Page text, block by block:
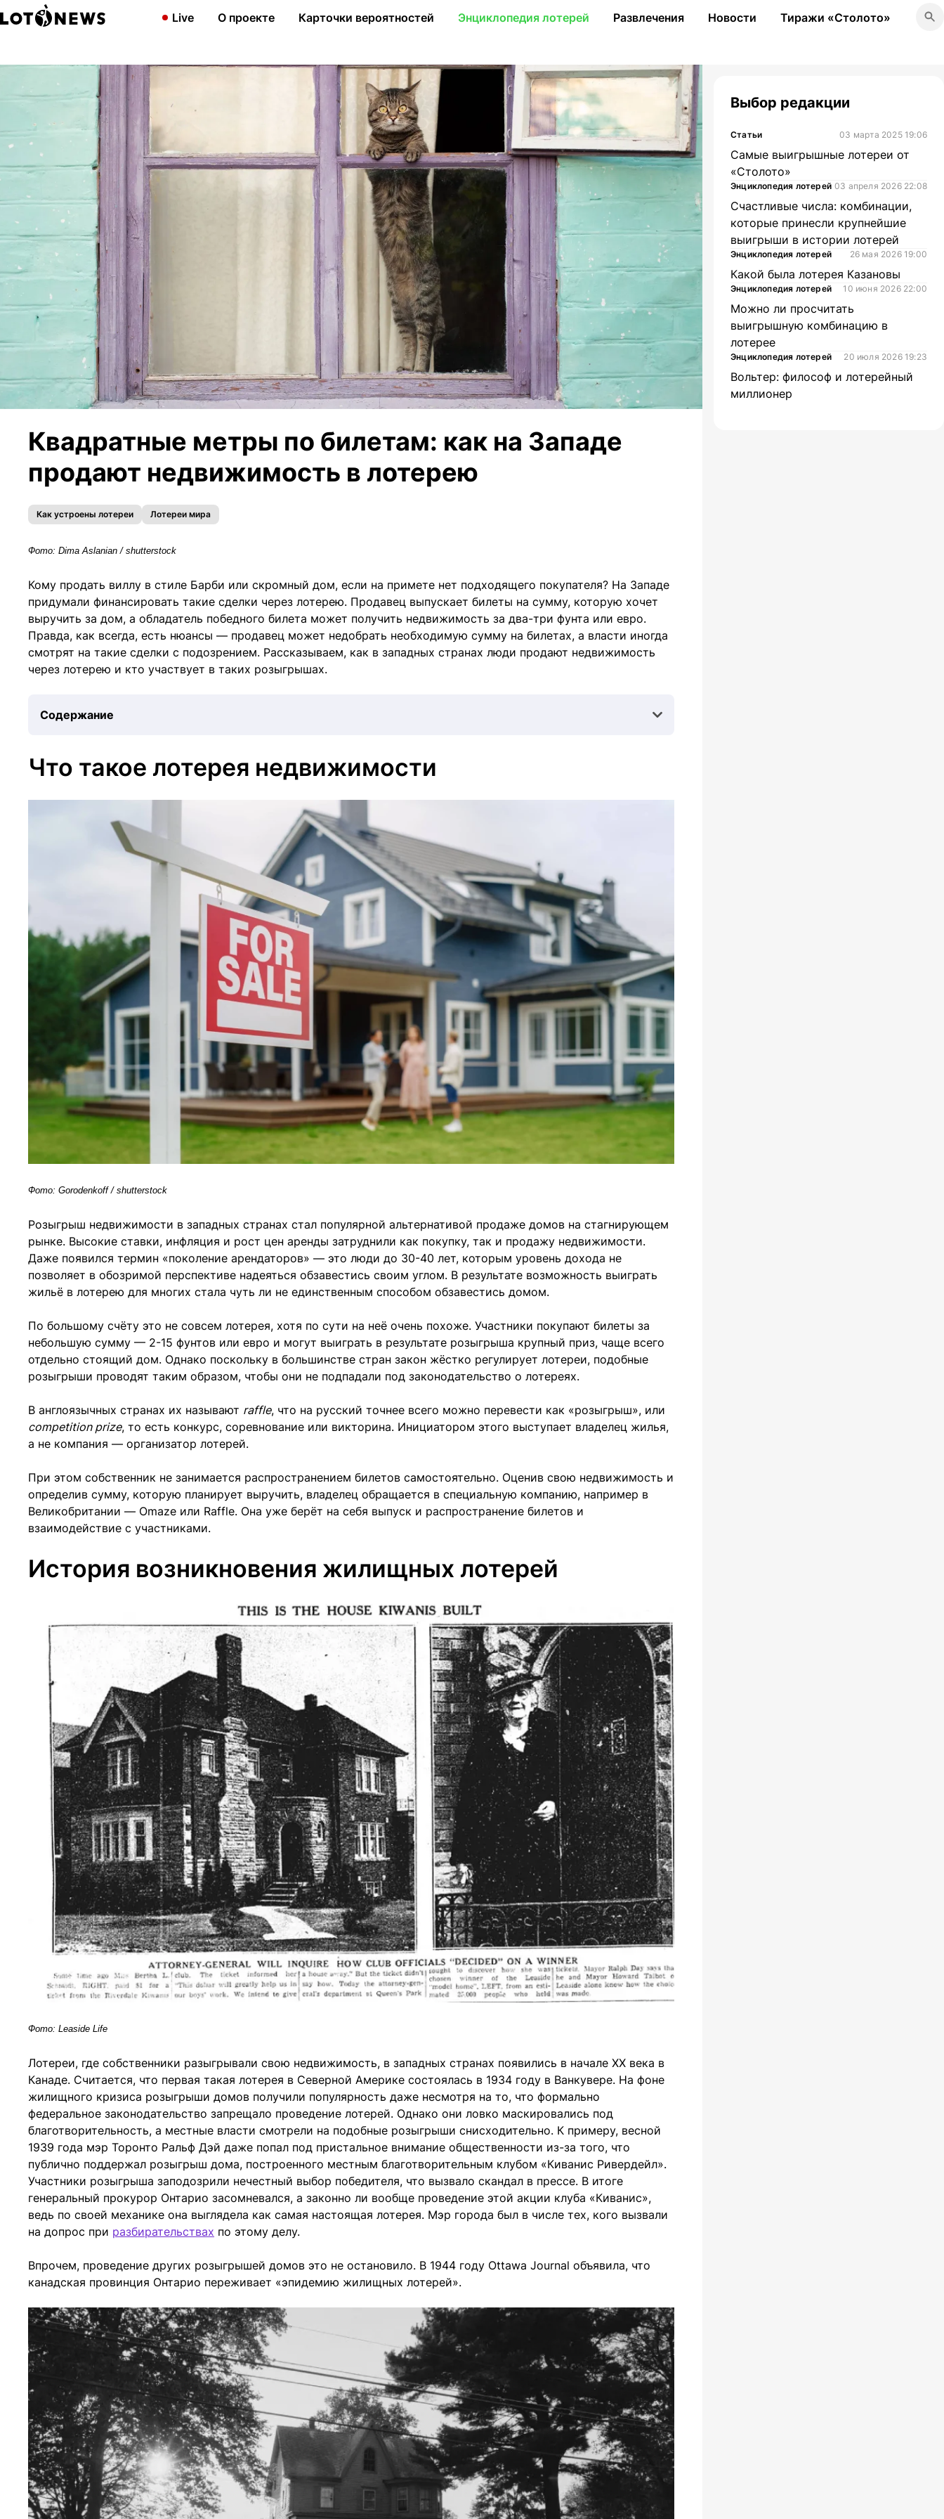
Live О проекте Карточки вероятностей Энциклопедия лотерей Развлечения Новости Тиражи «Столото»
Квадратные метры по билетам: как на Западе
продают недвижимость в лотерею
Как устроены лотереи Лотереи мира
Фото: Dima Aslanian / shutterstock
Кому продать виллу в стиле Барби или скромный дом, если на примете нет подходящего покупателя? На Западе
придумали финансировать такие сделки через лотерею. Продавец выпускает билеты на сумму, которую хочет
выручить за дом, а обладатель победного билета может получить недвижимость за два-три фунта или евро.
Правда, как всегда, есть нюансы — продавец может недобрать необходимую сумму на билетах, а власти иногда
смотрят на такие сделки с подозрением. Рассказываем, как в западных странах люди продают недвижимость
через лотерею и кто участвует в таких розыгрышах.
Содержание
Что такое лотерея недвижимости
Фото: Gorodenkoff / shutterstock
Розыгрыш недвижимости в западных странах стал популярной альтернативой продаже домов на стагнирующем
рынке. Высокие ставки, инфляция и рост цен аренды затруднили как покупку, так и продажу недвижимости.
Даже появился термин «поколение арендаторов» — это люди до 30-40 лет, которым уровень дохода не
позволяет в обозримой перспективе надеяться обзавестись своим углом. В результате возможность выиграть
жильё в лотерею для многих стала чуть ли не единственным способом обзавестись домом.
По большому счёту это не совсем лотерея, хотя по сути на неё очень похоже. Участники покупают билеты за
небольшую сумму — 2-15 фунтов или евро и могут выиграть в результате розыгрыша крупный приз, чаще всего
отдельно стоящий дом. Однако поскольку в большинстве стран закон жёстко регулирует лотереи, подобные
розыгрыши проводят таким образом, чтобы они не подпадали под законодательство о лотереях.
В англоязычных странах их называют raffle, что на русский точнее всего можно перевести как «розыгрыш», или
competition prize, то есть конкурс, соревнование или викторина. Инициатором этого выступает владелец жилья,
а не компания — организатор лотерей.
При этом собственник не занимается распространением билетов самостоятельно. Оценив свою недвижимость и
определив сумму, которую планирует выручить, владелец обращается в специальную компанию, например в
Великобритании — Omaze или Raffle. Она уже берёт на себя выпуск и распространение билетов и
взаимодействие с участниками.
История возникновения жилищных лотерей
Фото: Leaside Life
Лотереи, где собственники разыгрывали свою недвижимость, в западных странах появились в начале ХХ века в
Канаде. Считается, что первая такая лотерея в Северной Америке состоялась в 1934 году в Ванкувере. На фоне
жилищного кризиса розыгрыши домов получили популярность даже несмотря на то, что формально
федеральное законодательство запрещало проведение лотерей. Однако они ловко маскировались под
благотворительность, а местные власти смотрели на подобные розыгрыши снисходительно. К примеру, весной
1939 года мэр Торонто Ральф Дэй даже попал под пристальное внимание общественности из-за того, что
публично поддержал розыгрыш дома, построенного местным благотворительным клубом «Киванис Ривердейл».
Участники розыгрыша заподозрили нечестный выбор победителя, что вызвало скандал в прессе. В итоге
генеральный прокурор Онтарио засомневался, а законно ли вообще проведение этой акции клуба «Киванис»,
ведь по своей механике она выглядела как самая настоящая лотерея. Мэр города был в числе тех, кого вызвали
на допрос при разбирательствах по этому делу.
Впрочем, проведение других розыгрышей домов это не остановило. В 1944 году Ottawa Journal объявила, что
канадская провинция Онтарио переживает «эпидемию жилищных лотерей».
Выбор редакции
Статьи 03 марта 2025 19:06
Самые выигрышные лотереи от
«Столото»
Энциклопедия лотерей 03 апреля 2026 22:08
Счастливые числа: комбинации,
которые принесли крупнейшие
выигрыши в истории лотерей
Энциклопедия лотерей 26 мая 2026 19:00
Какой была лотерея Казановы
Энциклопедия лотерей 10 июня 2026 22:00
Можно ли просчитать
выигрышную комбинацию в
лотерее
Энциклопедия лотерей 20 июля 2026 19:23
Вольтер: философ и лотерейный
миллионер